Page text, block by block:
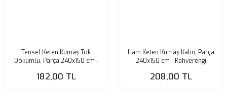
Tensel Keten Kumaş Tok
Dökümlü, Parça 240x150 cm -
182,00 TL
Ham Keten Kumaş Kalın, Parça
240x150 cm - Kahverengi
208,00 TL